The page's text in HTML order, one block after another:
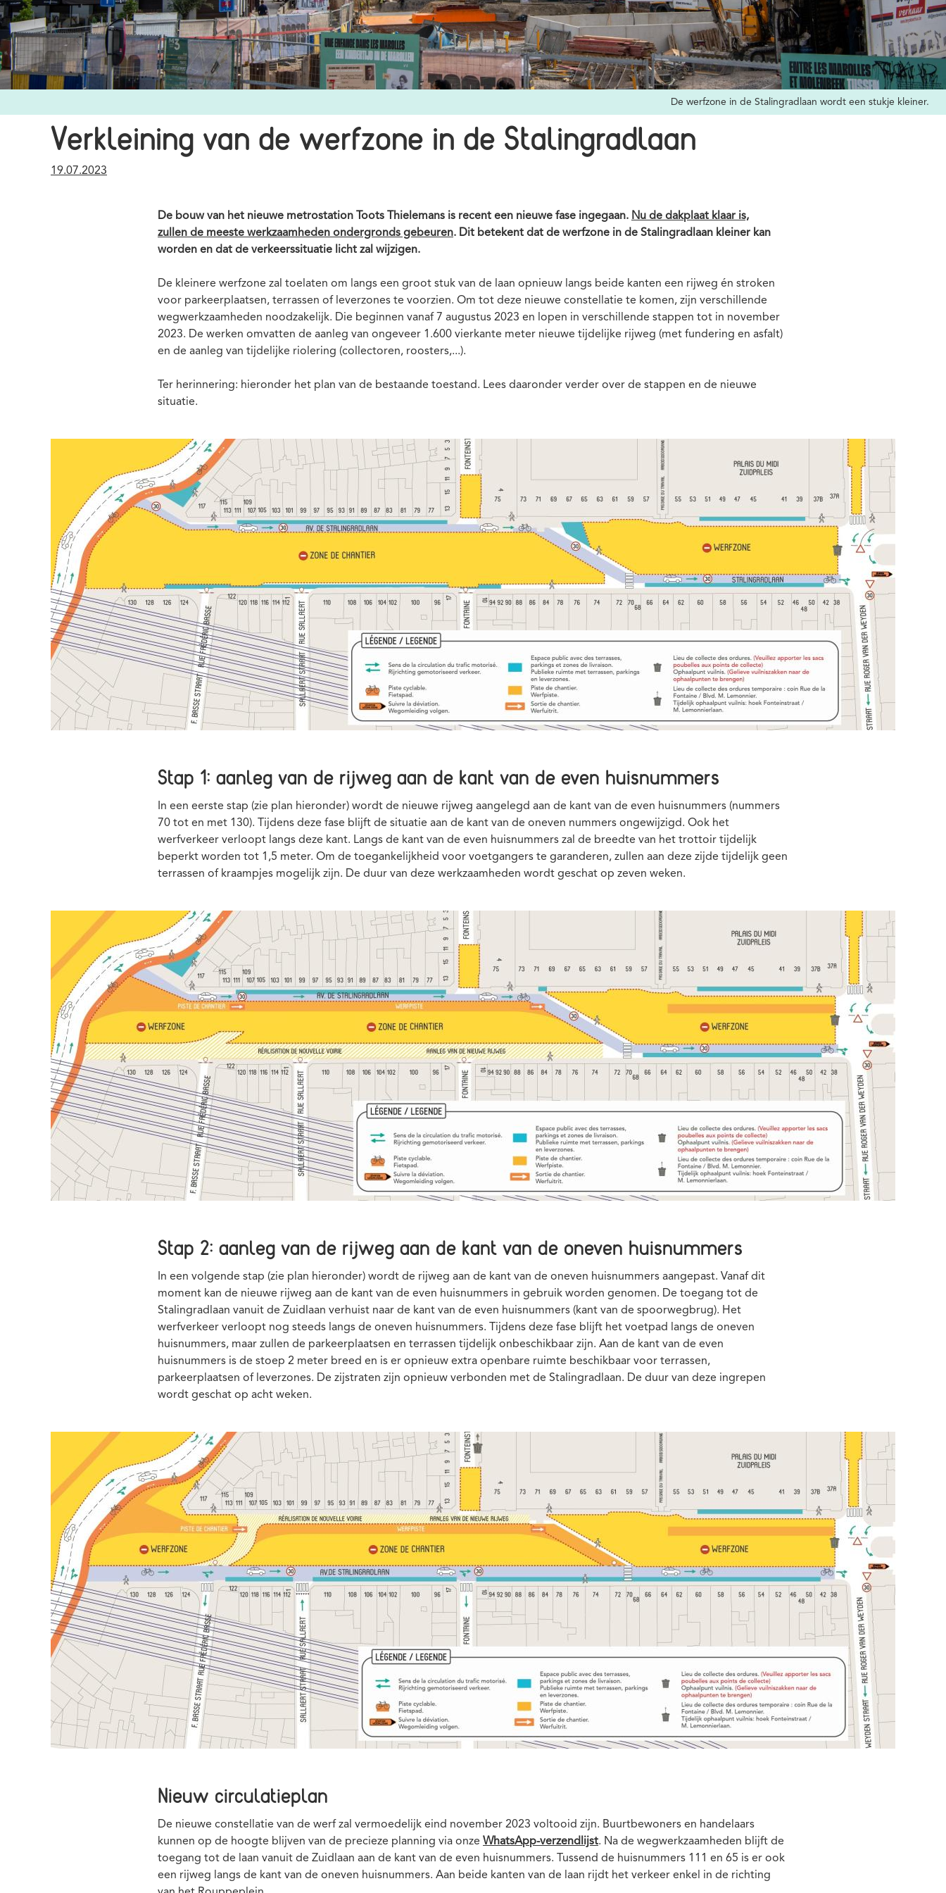
De werfzone in de Stalingradlaan wordt een stukje kleiner.
Verkleining van de werfzone in de Stalingradlaan
Publication
19.07.2023
De bouw van het nieuwe metrostation Toots Thielemans is recent een nieuwe fase ingegaan. Nu de dakplaat klaar is,
zullen de meeste werkzaamheden ondergronds gebeuren. Dit betekent dat de werfzone in de Stalingradlaan kleiner kan
worden en dat de verkeerssituatie licht zal wijzigen.
De kleinere werfzone zal toelaten om langs een groot stuk van de laan opnieuw langs beide kanten een rijweg én stroken
voor parkeerplaatsen, terrassen of leverzones te voorzien. Om tot deze nieuwe constellatie te komen, zijn verschillende
wegwerkzaamheden noodzakelijk. Die beginnen vanaf 7 augustus 2023 en lopen in verschillende stappen tot in november
2023. De werken omvatten de aanleg van ongeveer 1.600 vierkante meter nieuwe tijdelijke rijweg (met fundering en asfalt)
en de aanleg van tijdelijke riolering (collectoren, roosters,...).
Ter herinnering: hieronder het plan van de bestaande toestand. Lees daaronder verder over de stappen en de nieuwe
situatie.
Stap 1: aanleg van de rijweg aan de kant van de even huisnummers
In een eerste stap (zie plan hieronder) wordt de nieuwe rijweg aangelegd aan de kant van de even huisnummers (nummers
70 tot en met 130). Tijdens deze fase blijft de situatie aan de kant van de oneven nummers ongewijzigd. Ook het
werfverkeer verloopt langs deze kant. Langs de kant van de even huisnummers zal de breedte van het trottoir tijdelijk
beperkt worden tot 1,5 meter. Om de toegankelijkheid voor voetgangers te garanderen, zullen aan deze zijde tijdelijk geen
terrassen of kraampjes mogelijk zijn. De duur van deze werkzaamheden wordt geschat op zeven weken.
Afbeelding
Stap 2: aanleg van de rijweg aan de kant van de oneven huisnummers
In een volgende stap (zie plan hieronder) wordt de rijweg aan de kant van de oneven huisnummers aangepast. Vanaf dit
moment kan de nieuwe rijweg aan de kant van de even huisnummers in gebruik worden genomen. De toegang tot de
Stalingradlaan vanuit de Zuidlaan verhuist naar de kant van de even huisnummers (kant van de spoorwegbrug). Het
werfverkeer verloopt nog steeds langs de oneven huisnummers. Tijdens deze fase blijft het voetpad langs de oneven
huisnummers, maar zullen de parkeerplaatsen en terrassen tijdelijk onbeschikbaar zijn. Aan de kant van de even
huisnummers is de stoep 2 meter breed en is er opnieuw extra openbare ruimte beschikbaar voor terrassen,
parkeerplaatsen of leverzones. De zijstraten zijn opnieuw verbonden met de Stalingradlaan. De duur van deze ingrepen
wordt geschat op acht weken.
Afbeelding
Nieuw circulatieplan
De nieuwe constellatie van de werf zal vermoedelijk eind november 2023 voltooid zijn. Buurtbewoners en handelaars
kunnen op de hoogte blijven van de precieze planning via onze WhatsApp-verzendlijst. Na de wegwerkzaamheden blijft de
toegang tot de laan vanuit de Zuidlaan aan de kant van de even huisnummers. Tussend de huisnummers 111 en 65 is er ook
een rijweg langs de kant van de oneven huisnummers. Aan beide kanten van de laan rijdt het verkeer enkel in de richting